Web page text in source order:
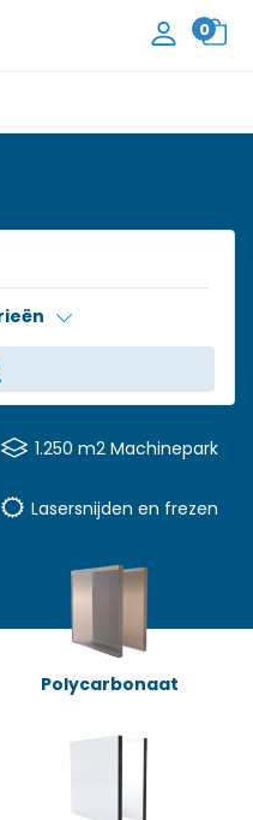
0
1.250 m2 Machinepark
Lasersnijden en frezen
Polycarbonaat